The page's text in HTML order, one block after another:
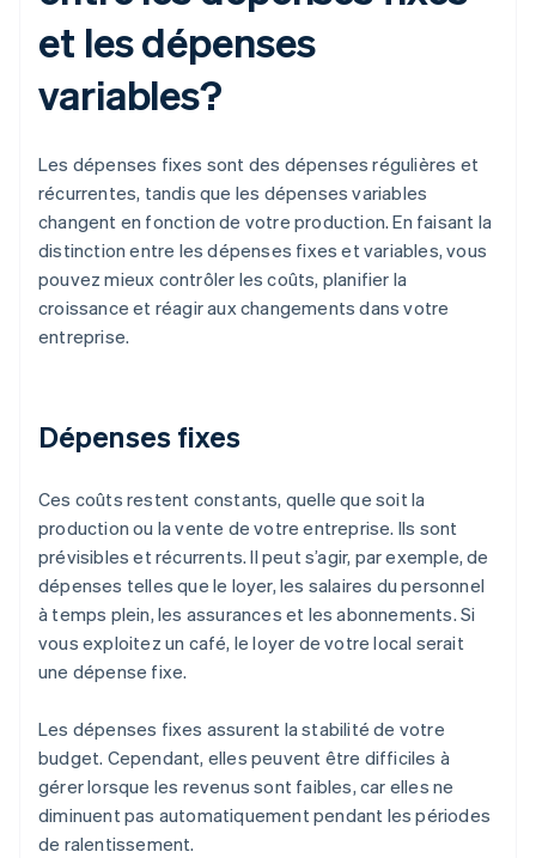
et les dépenses
variables?
Les dépenses fixes sont des dépenses régulières et
récurrentes, tandis que les dépenses variables
changent en fonction de votre production. En faisant la
distinction entre les dépenses fixes et variables, vous
pouvez mieux contrôler les coûts, planifier la
croissance et réagir aux changements dans votre
entreprise.
Dépenses fixes
Ces coûts restent constants, quelle que soit la
production ou la vente de votre entreprise. Ils sont
prévisibles et récurrents. Il peut s’agir, par exemple, de
dépenses telles que le loyer, les salaires du personnel
à temps plein, les assurances et les abonnements. Si
vous exploitez un café, le loyer de votre local serait
une dépense fixe.
Les dépenses fixes assurent la stabilité de votre
budget. Cependant, elles peuvent être difficiles à
gérer lorsque les revenus sont faibles, car elles ne
diminuent pas automatiquement pendant les périodes
de ralentissement.